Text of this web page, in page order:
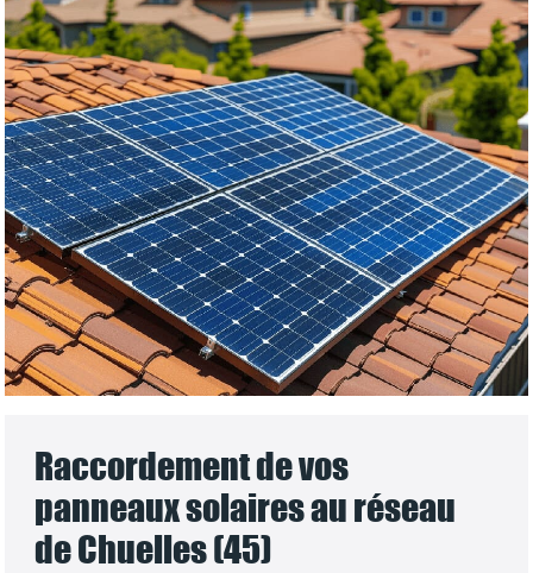
Raccordement de vos
panneaux solaires au réseau
de Chuelles (45)